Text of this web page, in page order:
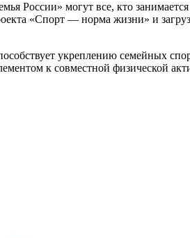
России» могут все, кто
«Спорт — норма жизни» и
укреплению семейных
к совместной физической